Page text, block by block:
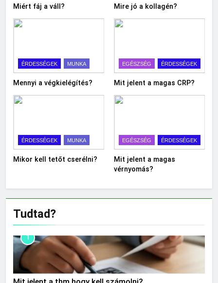
Miért fáj a váll? Mire jó a kollagén?
ÉRDESSÉGEK MUNKA
Mennyi a végkielégítés?
EGÉSZSÉG ÉRDESSÉGEK
Mit jelent a magas CRP?
ÉRDESSÉGEK MUNKA
Mikor kell tetőt cserélni?
EGÉSZSÉG ÉRDESSÉGEK
Mit jelent a magas
vérnyomás?
Tudtad?
1